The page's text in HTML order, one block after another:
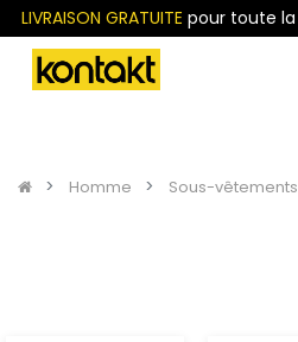
LIVRAISON GRATUITE pour toute la
Homme Sous-vêtements